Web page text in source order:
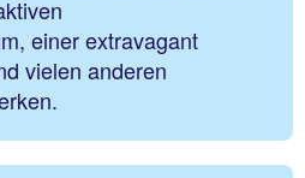
einer extravagant
vielen anderen